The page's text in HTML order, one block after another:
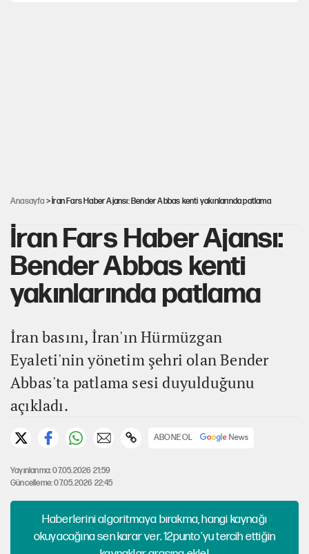
Anasayfa > İran Fars Haber Ajansı: Bender Abbas kenti yakınlarında patlama
İran Fars Haber Ajansı:
Bender Abbas kenti
yakınlarında patlama
İran basını, İran'ın Hürmüzgan
Eyaleti'nin yönetim şehri olan Bender
Abbas'ta patlama sesi duyulduğunu
açıkladı.
ABONE OL
Yayınlanma: 07.05.2026 21:59
Güncelleme: 07.05.2026 22:45
Haberlerini algoritmaya bırakma, hangi kaynağı
okuyacağına sen karar ver. 12punto'yu tercih ettiğin